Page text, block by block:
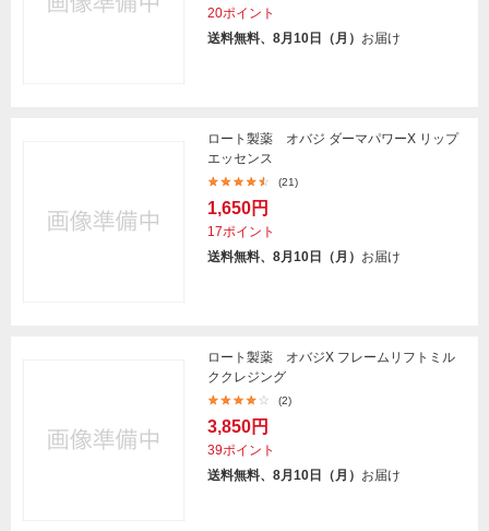
20ポイント
送料無料、8月10日（月） お届け
ロート製薬 オバジ ダーマパワーX リップ
エッセンス
(21)
1,650円
17ポイント
送料無料、8月10日（月） お届け
ロート製薬 オバジX フレームリフトミル
ククレジング
(2)
3,850円
39ポイント
送料無料、8月10日（月） お届け